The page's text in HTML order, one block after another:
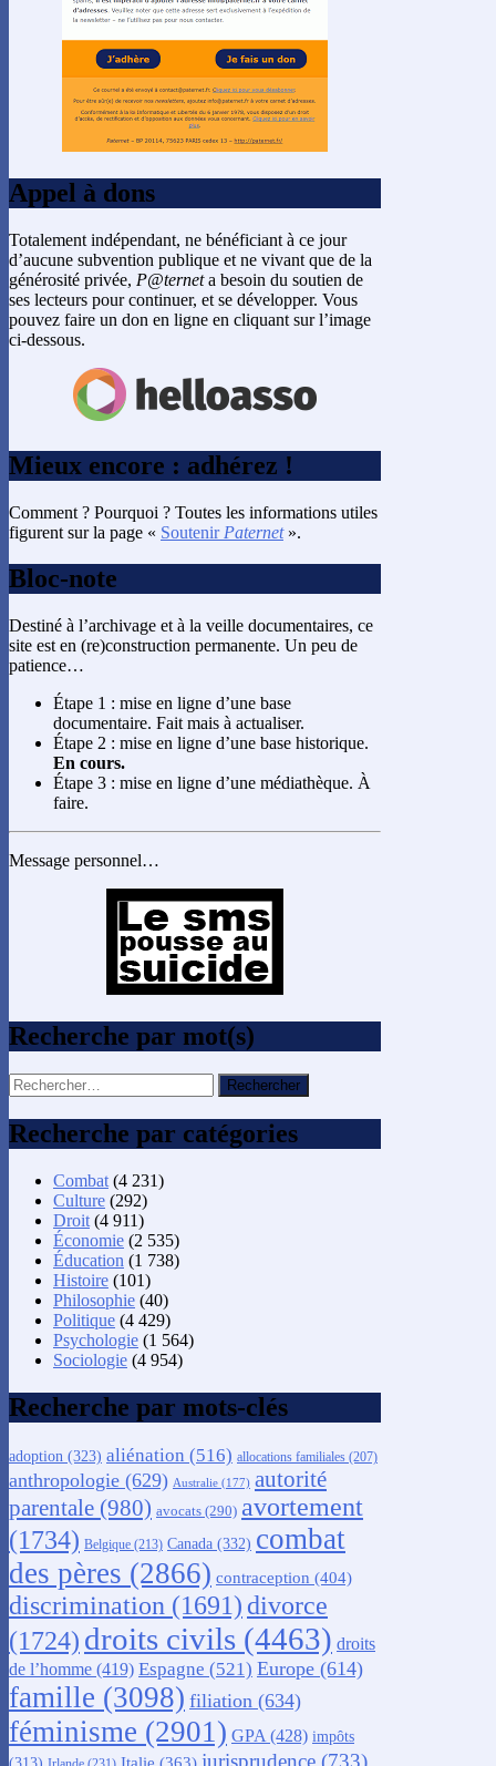
Appel à dons
Totalement indépendant, ne bénéficiant à ce jour
d’aucune subvention publique et ne vivant que de la
générosité privée, P@terneta besoin du soutien de
ses lecteurs pour continuer, et se développer. Vous
pouvez faire un don en ligne en cliquant sur l’image
ci-dessous.
Mieux encore : adhérez !
Comment ? Pourquoi ? Toutes les informations utiles
figurent sur la page « Soutenir Paternet».
Bloc-note
Destiné à l’archivage et à la veille documentaires, ce
site est en (re)construction permanente. Un peu de
patience…
Étape 1 : mise en ligne d’une base
documentaire. Fait mais à actualiser.
Étape 2 : mise en ligne d’une base historique.
En cours.
Étape 3 : mise en ligne d’une médiathèque. À
faire.
Message personnel…
Recherche par mot(s)
Rechercher :
Recherche par catégories
Combat (4 231)
Culture (292)
Droit (4 911)
Économie (2 535)
Éducation (1 738)
Histoire (101)
Philosophie (40)
Politique (4 429)
Psychologie (1 564)
Sociologie (4 954)
Recherche par mots-clés
adoption (323) aliénation (516) allocations familiales (207)
anthropologie (629) Australie (177) autorité
parentale (980) avocats (290) avortement
(1734) Belgique (213) Canada (332) combat
des pères (2866) contraception (404)
discrimination (1691) divorce
(1724) droits civils (4463) droits
de l’homme (419) Espagne (521) Europe (614)
famille (3098) filiation (634)
féminisme (2901) GPA (428) impôts
jurisprudence (733)